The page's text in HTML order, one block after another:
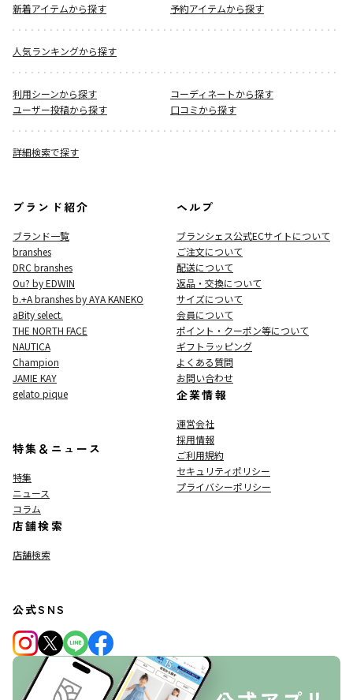
新着アイテムから探す
予約アイテムから探す
人気ランキングから探す
利用シーンから探す
コーディネートから探す
ユーザー投稿から探す
口コミから探す
詳細検索で探す
ブランド紹介
ブランド一覧
branshes
DRC branshes
Ou? by EDWIN
b.+A branshes by AYA KANEKO
aBity select.
THE NORTH FACE
NAUTICA
Champion
JAMIE KAY
gelato pique
特集＆ニュース
特集
ニュース
コラム
店舗検索
店舗検索
ヘルプ
ブランシェス公式ECサイトについて
ご注文について
配送について
返品・交換について
サイズについて
会員について
ポイント・クーポン等について
ギフトラッピング
よくある質問
お問い合わせ
企業情報
運営会社
採用情報
ご利用規約
セキュリティポリシー
プライバシーポリシー
公式SNS